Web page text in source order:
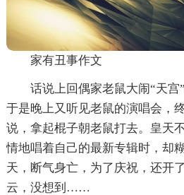
家有丑事作文
话说上回偶家老鼠大闹“天宫
于是晚上又听见老鼠的演唱会，
说，拿起棍子朝老鼠打去。皇天
情地唱着自己的最新专辑时，却
天，断气身亡，为了庆祝，还开
云，没想到……